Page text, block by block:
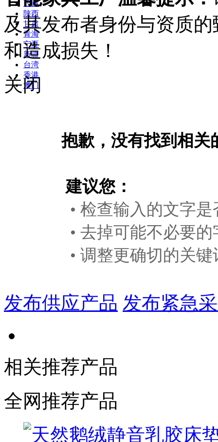
西藏
陕西
甘肃
青海
宁夏
新疆
台湾
香港
澳门
及其发布者身份与资质
和造成损失！
关闭
抱歉，没有找到相关
建议您：
• 检查输入的文字是
• 去掉可能不必要
• 调整更确切的关
发布供应产品 发布紧急
相关推荐产品
全网推荐产品